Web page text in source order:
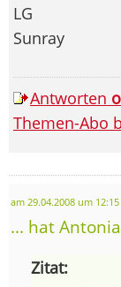
LG
Sunray
Antworten
Themen-Abo
am 29.04.2008 um
... hat
Zitat: